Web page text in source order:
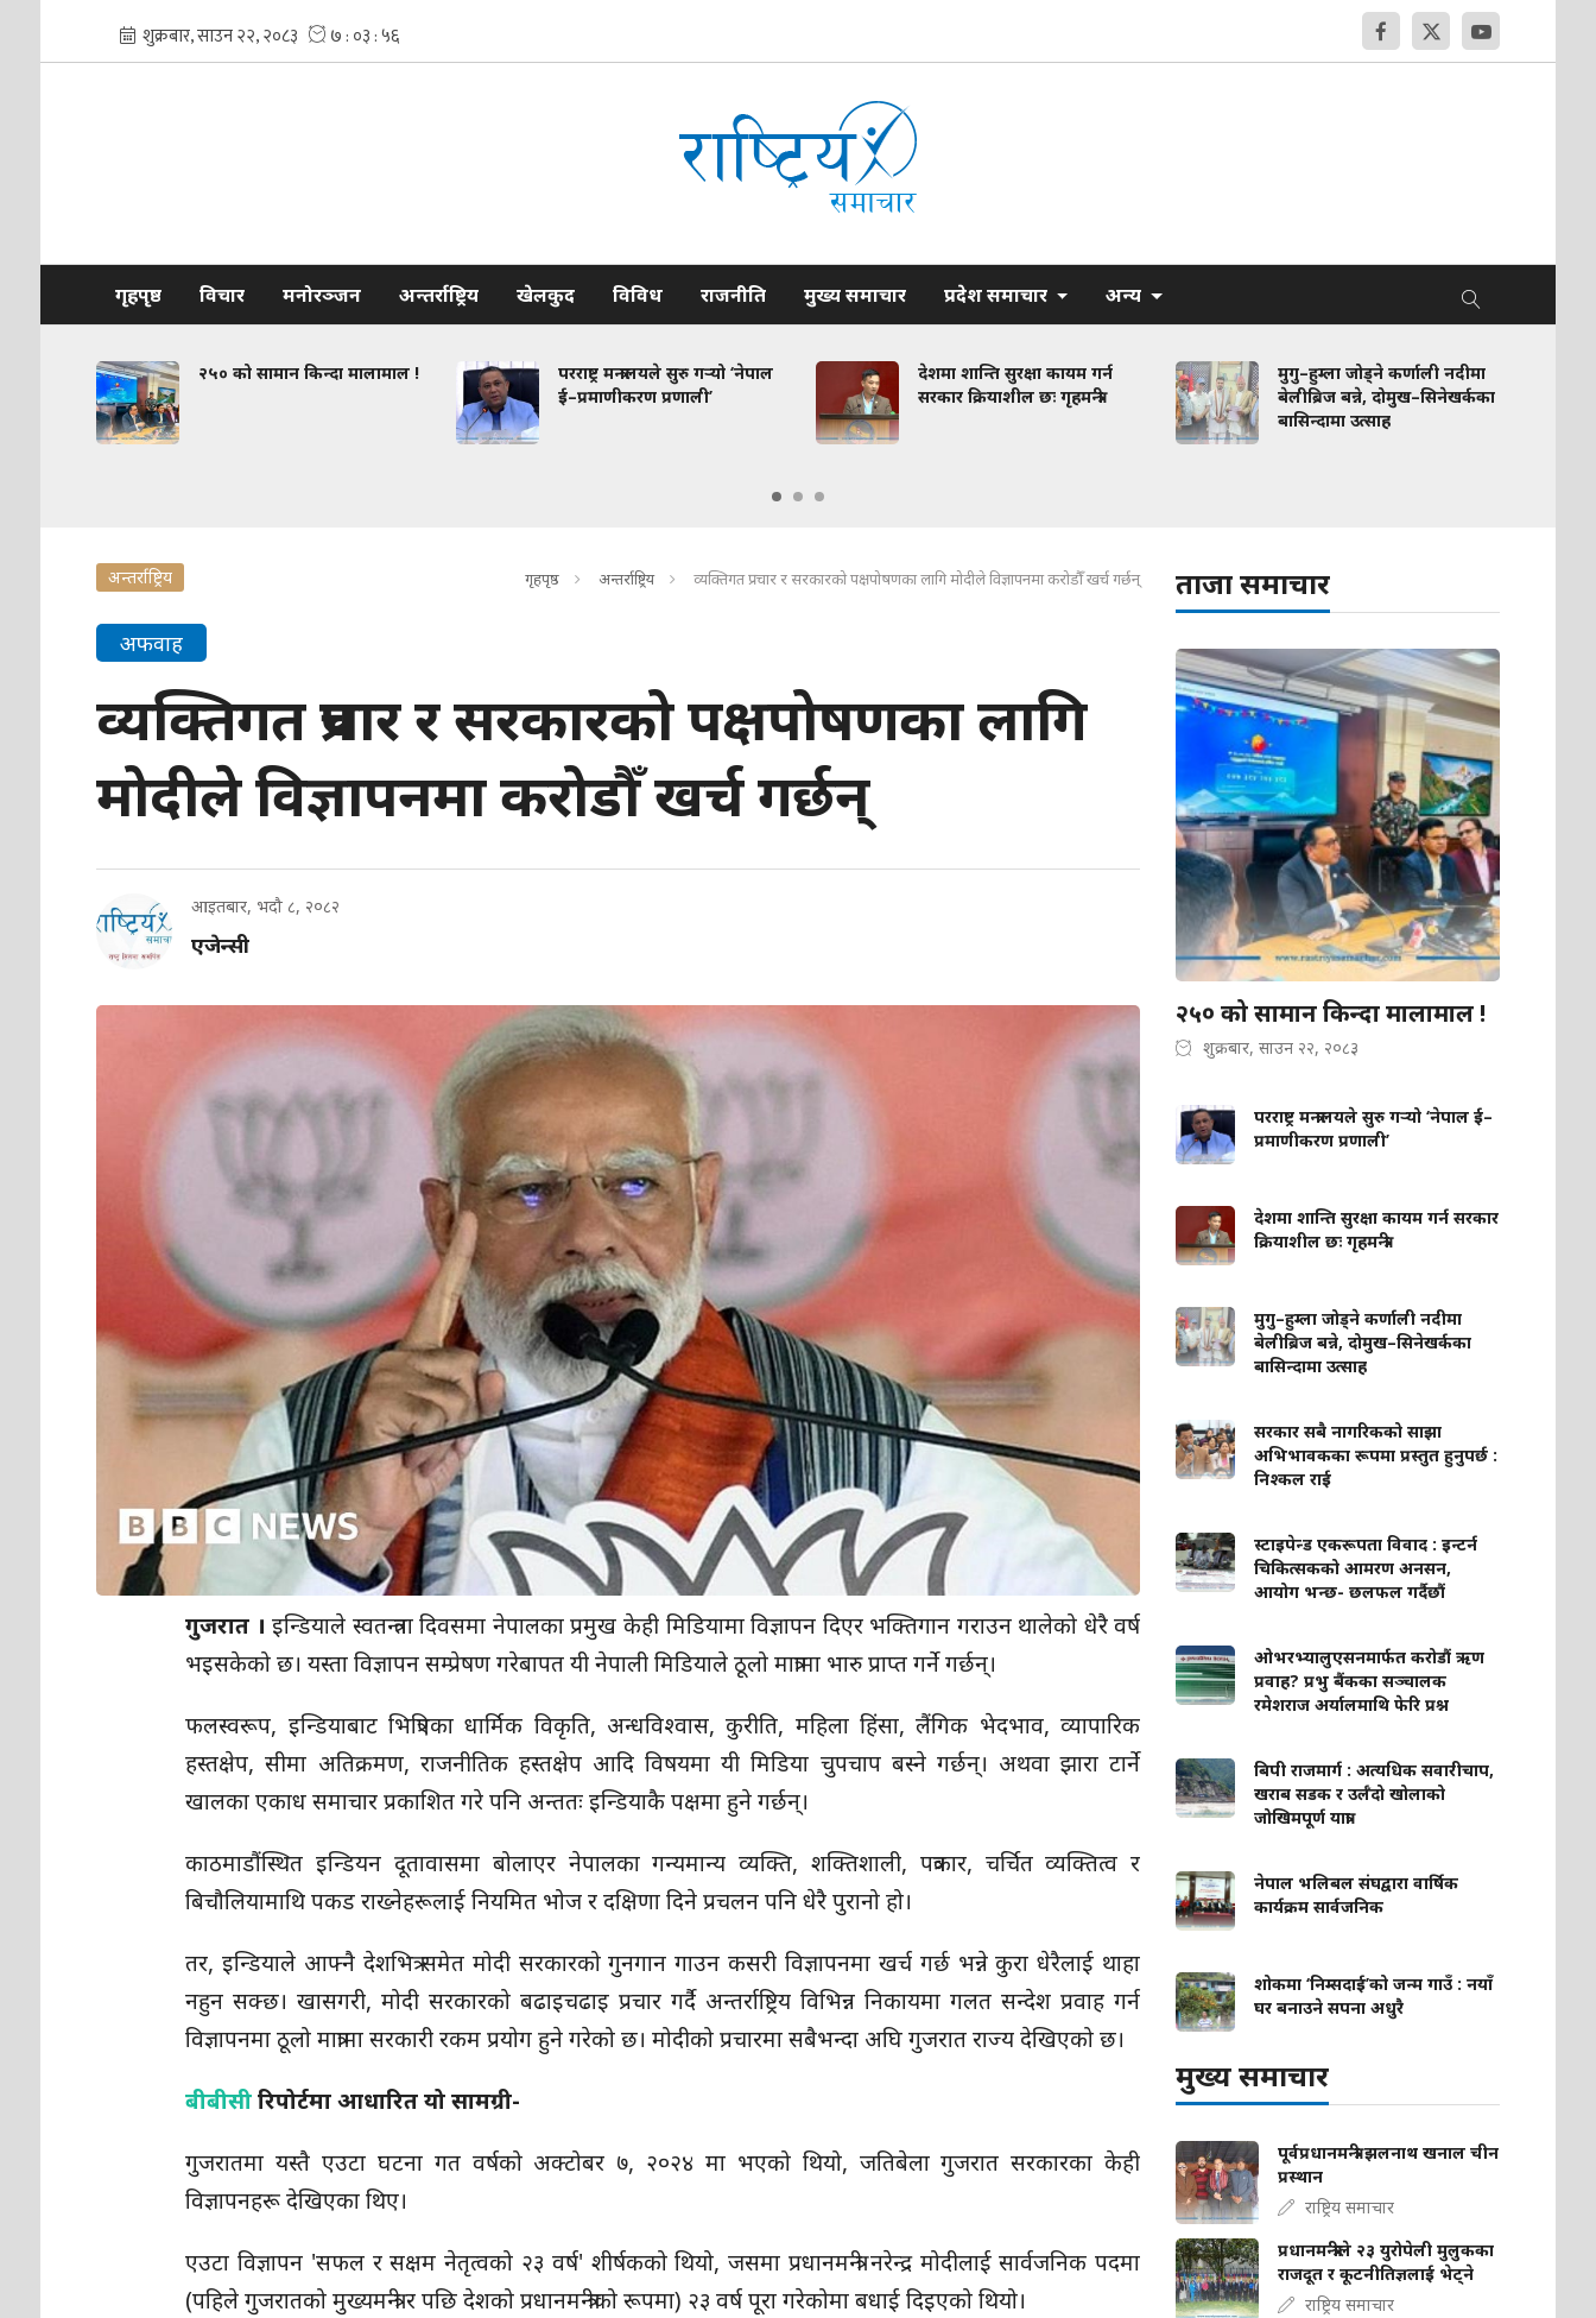
गृहपृष्ठ विचार मनोरञ्जन अन्तर्राष्ट्रिय खेलकुद विविध राजनीति मुख्य समाचार प्रदेश समाचार अन्य
२५० को सामान किन्दा मालामाल !
परराष्ट्र मन्त्रालयले सुरु गर्‍यो ‘नेपाल
ई–प्रमाणीकरण प्रणाली’
देशमा शान्ति सुरक्षा कायम गर्न
सरकार क्रियाशील छः गृहमन्त्री
मुगु–हुम्ला जोड्ने कर्णाली नदीमा
बेलीब्रिज बन्ने, दोमुख–सिनेखर्कका
बासिन्दामा उत्साह
अन्तर्राष्ट्रिय गृहपृष्ठ अन्तर्राष्ट्रिय व्यक्तिगत प्रचार र सरकारको पक्षपोषणका लागि मोदीले विज्ञापनमा करोडौँ खर्च गर्छन्
अफवाह
व्यक्तिगत प्रचार र सरकारको पक्षपोषणका लागि
मोदीले विज्ञापनमा करोडौँ खर्च गर्छन्
आइतबार, भदौ ८, २०८२
एजेन्सी
गुजरात ।इन्डियाले स्वतन्त्रता दिवसमा नेपालका प्रमुख केही मिडियामा विज्ञापन दिएर भक्तिगान गराउन थालेको धेरै वर्ष
भइसकेको छ। यस्ता विज्ञापन सम्प्रेषण गरेबापत यी नेपाली मिडियाले ठूलो मात्रामा भारु प्राप्त गर्ने गर्छन्।
फलस्वरूप, इन्डियाबाट भित्रिएका धार्मिक विकृति, अन्धविश्वास, कुरीति, महिला हिंसा, लैंगिक भेदभाव, व्यापारिक
हस्तक्षेप, सीमा अतिक्रमण, राजनीतिक हस्तक्षेप आदि विषयमा यी मिडिया चुपचाप बस्ने गर्छन्। अथवा झारा टार्ने
खालका एकाध समाचार प्रकाशित गरे पनि अन्ततः इन्डियाकै पक्षमा हुने गर्छन्।
काठमाडौंस्थित इन्डियन दूतावासमा बोलाएर नेपालका गन्यमान्य व्यक्ति, शक्तिशाली, पत्रकार, चर्चित व्यक्तित्व र
बिचौलियामाथि पकड राख्नेहरूलाई नियमित भोज र दक्षिणा दिने प्रचलन पनि धेरै पुरानो हो।
तर, इन्डियाले आफ्नै देशभित्र समेत मोदी सरकारको गुनगान गाउन कसरी विज्ञापनमा खर्च गर्छ भन्ने कुरा धेरैलाई थाहा
नहुन सक्छ। खासगरी, मोदी सरकारको बढाइचढाइ प्रचार गर्दै अन्तर्राष्ट्रिय विभिन्न निकायमा गलत सन्देश प्रवाह गर्न
विज्ञापनमा ठूलो मात्रामा सरकारी रकम प्रयोग हुने गरेको छ। मोदीको प्रचारमा सबैभन्दा अघि गुजरात राज्य देखिएको छ।
बीबीसीरिपोर्टमा आधारित यो सामग्री-
गुजरातमा यस्तै एउटा घटना गत वर्षको अक्टोबर ७, २०२४ मा भएको थियो, जतिबेला गुजरात सरकारका केही
विज्ञापनहरू देखिएका थिए।
एउटा विज्ञापन 'सफल र सक्षम नेतृत्वको २३ वर्ष' शीर्षकको थियो, जसमा प्रधानमन्त्री नरेन्द्र मोदीलाई सार्वजनिक पदमा
(पहिले गुजरातको मुख्यमन्त्री र पछि देशको प्रधानमन्त्रीको रूपमा) २३ वर्ष पूरा गरेकोमा बधाई दिइएको थियो।
ताजा समाचार
२५० को सामान किन्दा मालामाल !
शुक्रबार, साउन २२, २०८३
परराष्ट्र मन्त्रालयले सुरु गर्‍यो ‘नेपाल ई–
प्रमाणीकरण प्रणाली’
देशमा शान्ति सुरक्षा कायम गर्न सरकार
क्रियाशील छः गृहमन्त्री
मुगु–हुम्ला जोड्ने कर्णाली नदीमा
बेलीब्रिज बन्ने, दोमुख–सिनेखर्कका
बासिन्दामा उत्साह
सरकार सबै नागरिकको साझा
अभिभावकका रूपमा प्रस्तुत हुनुपर्छ :
निश्कल राई
स्टाइपेन्ड एकरूपता विवाद : इन्टर्न
चिकित्सकको आमरण अनसन,
आयोग भन्छ- छलफल गर्दैछौं
ओभरभ्यालुएसनमार्फत करोडौं ऋण
प्रवाह? प्रभु बैंकका सञ्चालक
रमेशराज अर्यालमाथि फेरि प्रश्न
बिपी राजमार्ग : अत्यधिक सवारीचाप,
खराब सडक र उर्लँदो खोलाको
जोखिमपूर्ण यात्रा
नेपाल भलिबल संघद्वारा वार्षिक
कार्यक्रम सार्वजनिक
शोकमा ‘निम्सदाई’को जन्म गाउँ : नयाँ
घर बनाउने सपना अधुरै
मुख्य समाचार
पूर्वप्रधानमन्त्री झलनाथ खनाल चीन
प्रस्थान
राष्ट्रिय समाचार
प्रधानमन्त्रीले २३ युरोपेली मुलुकका
राजदूत र कूटनीतिज्ञलाई भेट्ने
राष्ट्रिय समाचार